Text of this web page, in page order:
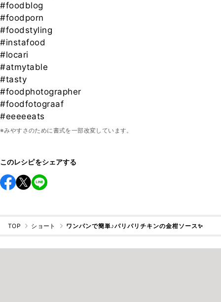
#foodblog
#foodporn
#foodstyling
#instafood
#locari
#atmytable
#tasty
#foodphotographer
#foodfotograaf
#eeeeeats
※みやすさのために書式を一部改変しています。
このレシピをシェアする
TOP ショート ワンパンで簡単♪パリパリチキンの金柑ソース✨